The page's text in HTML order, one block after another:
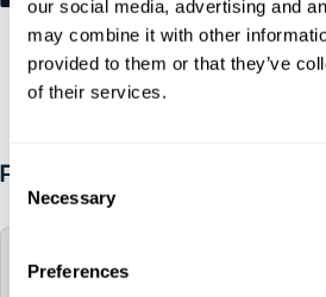
our social media, advertising and
may combine it with other
provided to them or that they’ve
of their services.
Consent
Selection
Necessary
Preferences
PREGUNTAS FRECUENTES
¿Puede la FMTC ayudarme a
para mi formación?